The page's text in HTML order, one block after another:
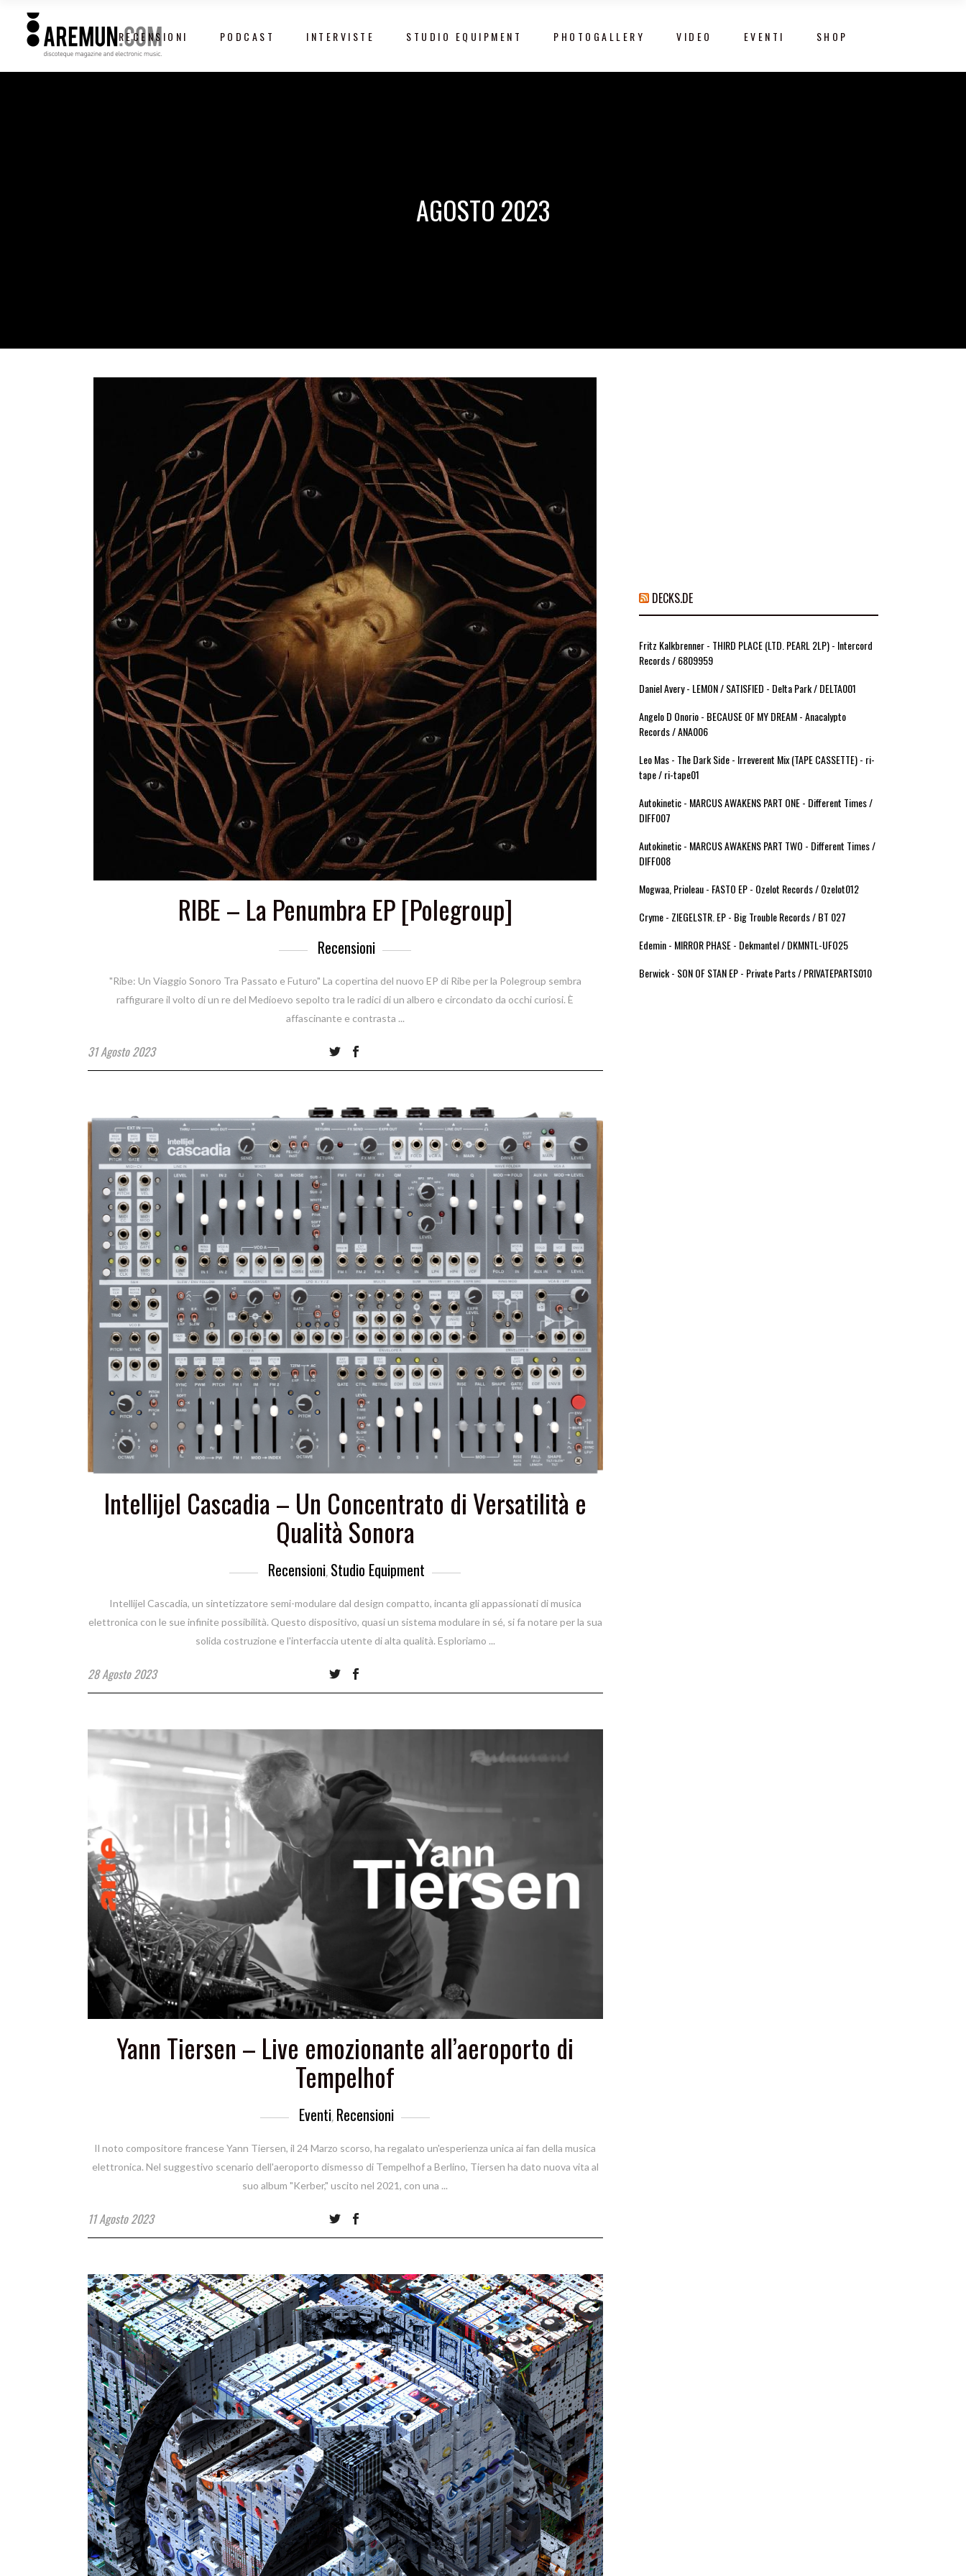
RECENSIONI PODCAST INTERVISTE STUDIO EQUIPMENT PHOTOGALLERY VIDEO EVENTI SHOP
AGOSTO 2023
RIBE – La Penumbra EP [Polegroup]
Recensioni
"Ribe: Un Viaggio Sonoro Tra Passato e Futuro" La copertina del nuovo EP di Ribe per la Polegroup sembra
raffigurare il volto di un re del Medioevo sepolto tra le radici di un albero e circondato da occhi curiosi. È
affascinante e contrasta
31 Agosto 2023
Intellijel Cascadia – Un Concentrato di Versatilità e
Qualità Sonora
Recensioni, Studio Equipment
Intellijel Cascadia, un sintetizzatore semi-modulare dal design compatto, incanta gli appassionati di musica
elettronica con le sue infinite possibilità. Questo dispositivo, quasi un sistema modulare in sé, si fa notare per la sua
solida costruzione e l'interfaccia utente di alta qualità. Esploriamo
28 Agosto 2023
Yann Tiersen – Live emozionante all’aeroporto di
Tempelhof
Eventi, Recensioni
Il noto compositore francese Yann Tiersen, il 24 Marzo scorso, ha regalato un'esperienza unica ai fan della musica
elettronica. Nel suggestivo scenario dell'aeroporto dismesso di Tempelhof a Berlino, Tiersen ha dato nuova vita al
suo album "Kerber," uscito nel 2021, con una
11 Agosto 2023
DECKS.DE
Fritz Kalkbrenner - THIRD PLACE (LTD. PEARL 2LP) - Intercord
Records / 6809959
Daniel Avery - LEMON / SATISFIED - Delta Park / DELTA001
Angelo D Onorio - BECAUSE OF MY DREAM - Anacalypto
Records / ANA006
Leo Mas - The Dark Side - Irreverent Mix (TAPE CASSETTE) - ri-
tape / ri-tape01
Autokinetic - MARCUS AWAKENS PART ONE - Different Times /
DIFF007
Autokinetic - MARCUS AWAKENS PART TWO - Different Times /
DIFF008
Mogwaa, Prioleau - FASTO EP - Ozelot Records / Ozelot012
Cryme - ZIEGELSTR. EP - Big Trouble Records / BT 027
Edemin - MIRROR PHASE - Dekmantel / DKMNTL-UFO25
Berwick - SON OF STAN EP - Private Parts / PRIVATEPARTS010